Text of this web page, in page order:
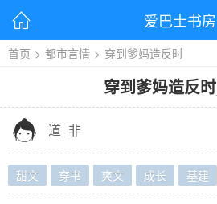
 爱巴士书房
首页 > 都市言情 > 穿到爹妈造反时
穿到爹妈造反时_
 道_非
甜文 穿书 爽文 成长 基建